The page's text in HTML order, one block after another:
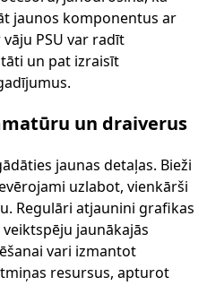
jaunos komponentus ar
PSU var radīt
un pat izraisīt
un draiverus
jaunas detaļas. Bieži
uzlabot, vienkārši
Regulāri atjaunini grafikas
jaunākajās
vari izmantot
resursus, apturot